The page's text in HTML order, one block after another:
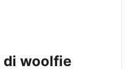
di woolfie